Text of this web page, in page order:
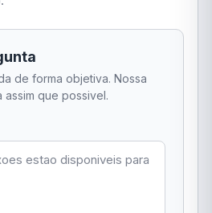
de forma objetiva. Nossa
que possivel.